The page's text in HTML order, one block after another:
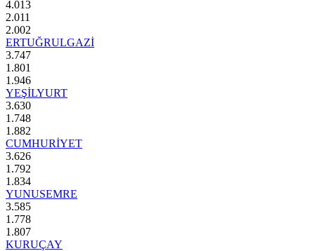
4.013
2.011
2.002
ERTUĞRULGAZİ
3.747
1.801
1.946
YEŞİLYURT
3.630
1.748
1.882
CUMHURİYET
3.626
1.792
1.834
YUNUSEMRE
3.585
1.778
1.807
KURUÇAY